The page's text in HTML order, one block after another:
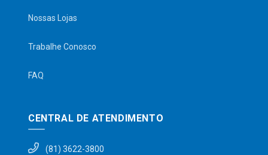
Nossas Lojas
Trabalhe Conosco
FAQ
CENTRAL DE ATENDIMENTO
(81) 3622-3800